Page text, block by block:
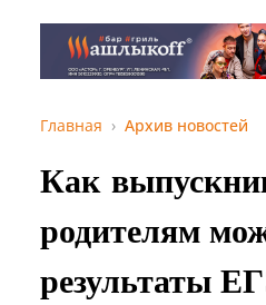
Главная Архив новостей
Как
родителям
результаты